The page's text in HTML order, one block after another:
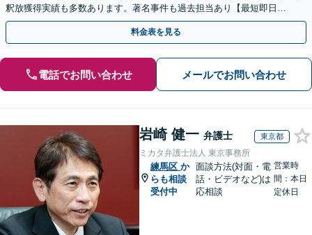
釈放獲得実績も多数あります。著名事件も過去担当あり【最短即日接
見】【土日対応可】【メディア出演・掲載多数】
料金表を見る
電話でお問い合わせ メールでお問い合わせ
岩崎 健一 弁護士 東京都
ミカタ弁護士法人 東京事務所
練馬区 か
らも相談
受付中
面談方法(対面・電
話・ビデオなど)は
応相談
営業時
間：本日
定休日